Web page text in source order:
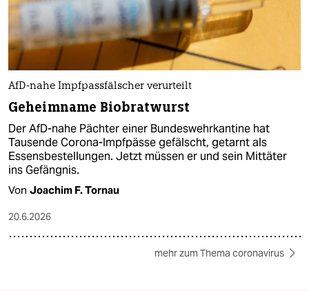
AfD-nahe Impfpassfälscher verurteilt
Geheimname Biobratwurst
Der AfD-nahe Pächter einer Bundeswehrkantine hat
Tausende Corona-Impfpässe gefälscht, getarnt als
Essensbestellungen. Jetzt müssen er und sein Mittäter
ins Gefängnis.
Von Joachim F. Tornau
20.6.2026
mehr zum Thema coronavirus